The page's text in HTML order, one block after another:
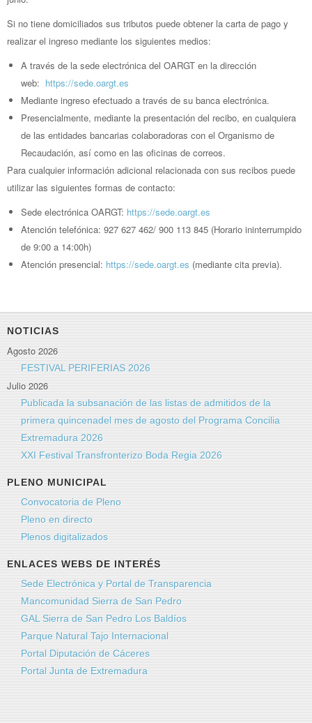
Si no tiene domiciliados sus tributos puede obtener la carta de pago y
realizar el ingreso mediante los siguientes medios:
A través de la sede electrónica del OARGT en la dirección
web: https://sede.oargt.es
Mediante ingreso efectuado a través de su banca electrónica.
Presencialmente, mediante la presentación del recibo, en cualquiera
de las entidades bancarias colaboradoras con el Organismo de
Recaudación, así como en las oficinas de correos.
Para cualquier información adicional relacionada con sus recibos puede
utilizar las siguientes formas de contacto:
Sede electrónica OARGT: https://sede.oargt.es
Atención telefónica: 927 627 462/ 900 113 845 (Horario ininterrumpido
de 9:00 a 14:00h)
Atención presencial: https://sede.oargt.es (mediante cita previa).
NOTICIAS
Agosto 2026
FESTIVAL PERIFERIAS 2026
Julio 2026
Publicada la subsanación de las listas de admitidos de la
primera quincenadel mes de agosto del Programa Concilia
Extremadura 2026
XXI Festival Transfronterizo Boda Regia 2026
PLENO MUNICIPAL
Convocatoria de Pleno
Pleno en directo
Plenos digitalizados
ENLACES WEBS DE INTERÉS
Sede Electrónica y Portal de Transparencia
Mancomunidad Sierra de San Pedro
GAL Sierra de San Pedro Los Baldíos
Parque Natural Tajo Internacional
Portal Diputación de Cáceres
Portal Junta de Extremadura